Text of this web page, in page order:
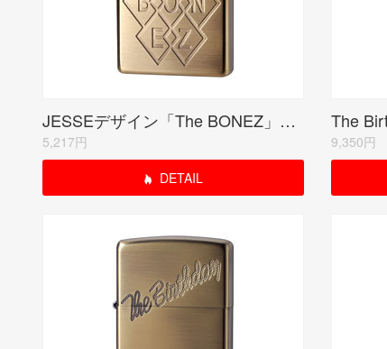
JESSEデザイン「The BONEZ」オリジナルモデル(受注限定品)
5,217円
DETAIL
9,350円